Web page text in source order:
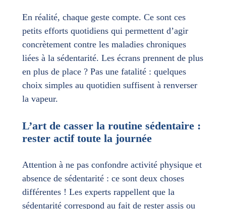
En réalité, chaque geste compte. Ce sont ces
petits efforts quotidiens qui permettent d’agir
concrètement contre les maladies chroniques
liées à la sédentarité. Les écrans prennent de plus
en plus de place ? Pas une fatalité : quelques
choix simples au quotidien suffisent à renverser
la vapeur.
L’art de casser la routine sédentaire :
rester actif toute la journée
Attention à ne pas confondre activité physique et
absence de sédentarité : ce sont deux choses
différentes ! Les experts rappellent que la
sédentarité correspond au fait de rester assis ou